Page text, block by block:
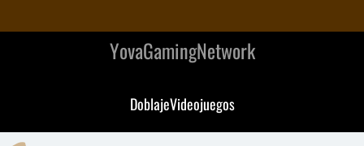
YovaGamingNetwork
DoblajeVideojuegos
DeVuego